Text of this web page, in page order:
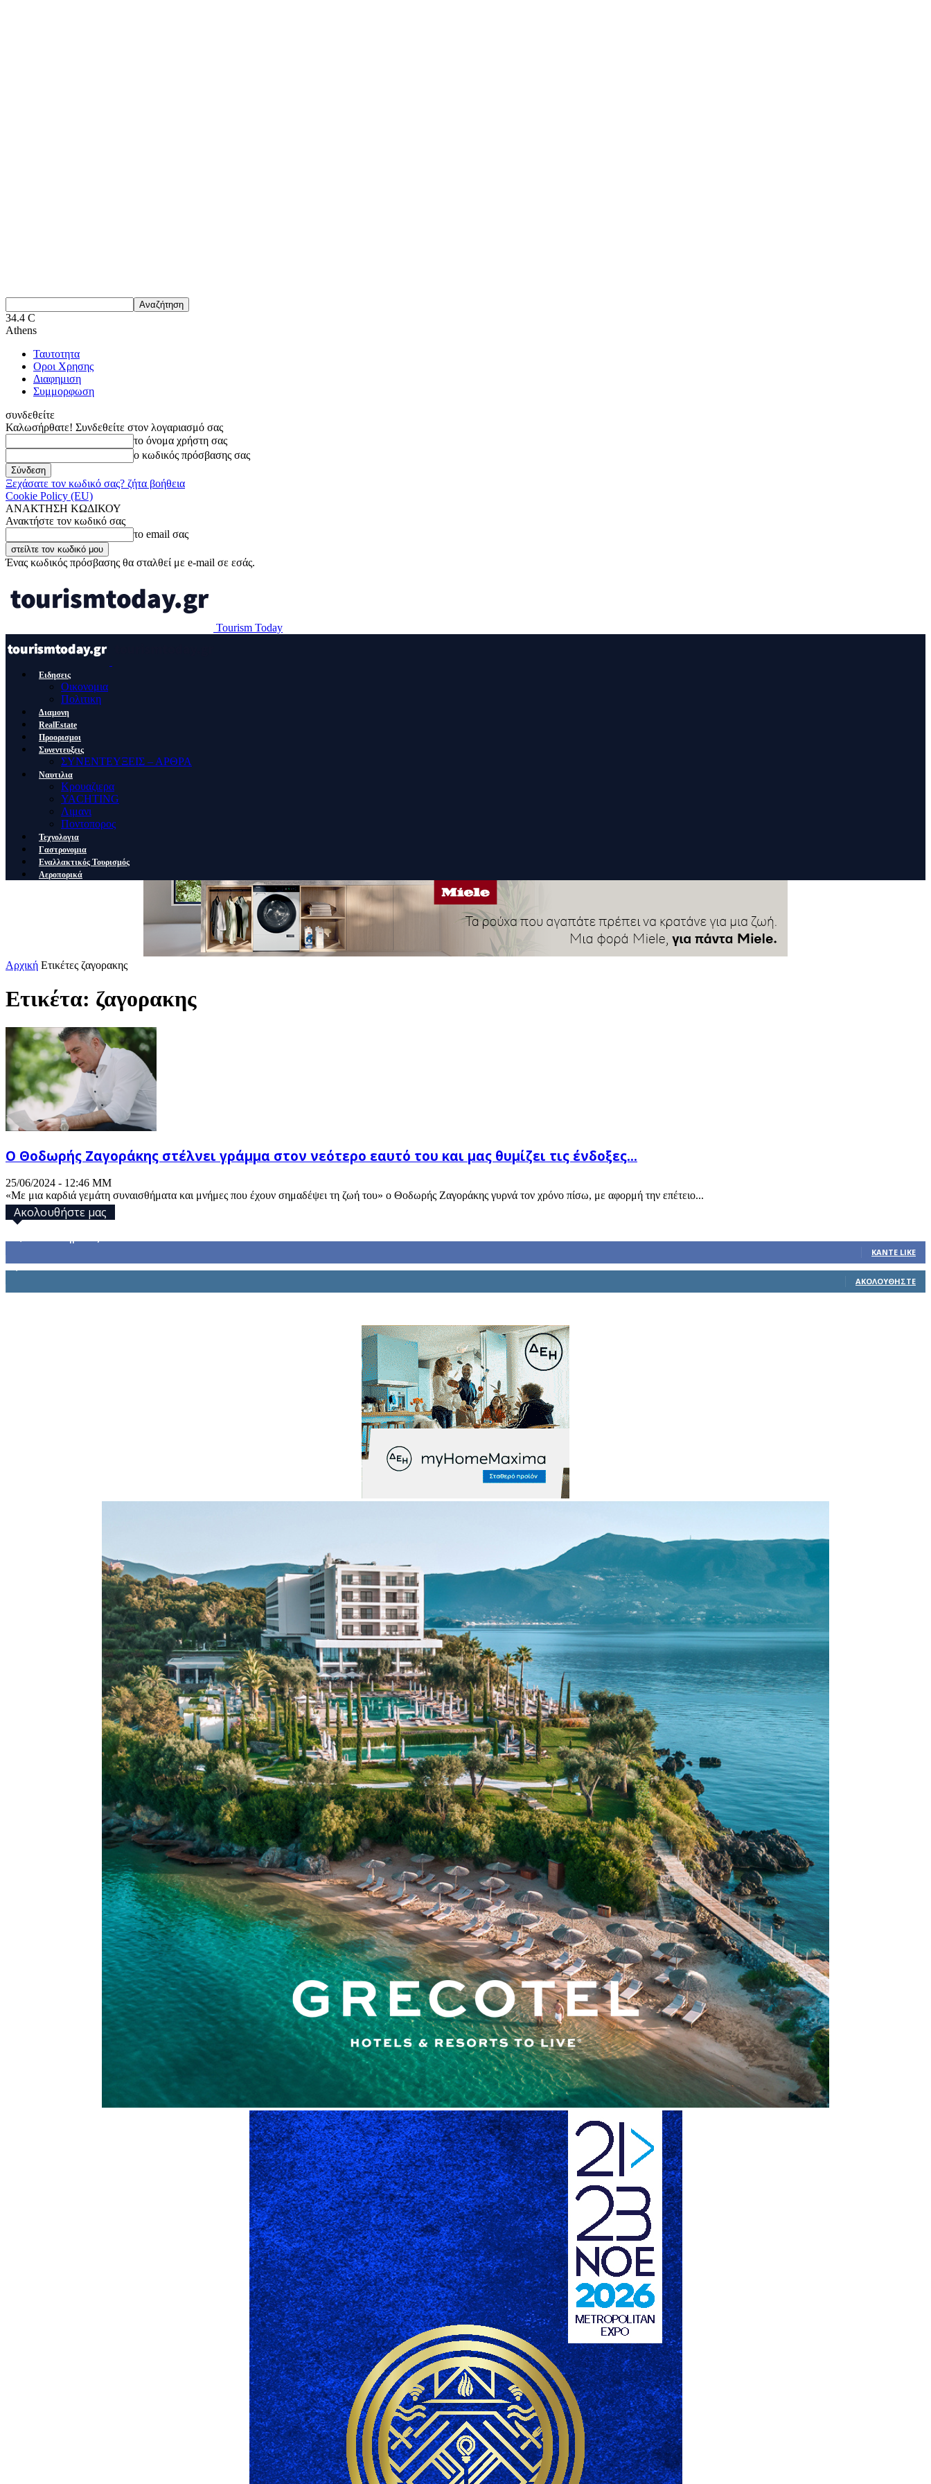
34.4 C
Athens
Ταυτοτητα
Οροι Χρησης
Διαφημιση
Συμμορφωση
συνδεθείτε
Καλωσήρθατε! Συνδεθείτε στον λογαριασμό σας
το όνομα χρήστη σας
ο κωδικός πρόσβασης σας
Ξεχάσατε τον κωδικό σας? ζήτα βοήθεια
Cookie Policy (EU)
ΑΝΑΚΤΗΣΗ ΚΩΔΙΚΟΥ
Ανακτήστε τον κωδικό σας
το email σας
Ένας κωδικός πρόσβασης θα σταλθεί με e-mail σε εσάς.
Tourism Today
Ειδησεις
Οικονομια
Πολιτικη
Διαμονη
RealEstate
Προορισμοι
Συνεντευξεις
ΣΥΝΕΝΤΕΥΞΕΙΣ – ΑΡΘΡΑ
Ναυτιλια
Κρουαζιερα
YACHTING
Λιμανι
Ποντοπορος
Τεχνολογια
Γαστρονομια
Εναλλακτικός Τουρισμός
Αεροπορικά
Αρχική Ετικέτες ζαγορακης
Ετικέτα: ζαγορακης
Ο Θοδωρής Ζαγοράκης στέλνει γράμμα στον νεότερο εαυτό του και μας θυμίζει τις ένδοξες...
25/06/2024 - 12:46 ΜΜ
«Με μια καρδιά γεμάτη συναισθήματα και μνήμες που έχουν σημαδέψει τη ζωή του» ο Θοδωρής Ζαγοράκης γυρνά τον χρόνο πίσω, με αφορμή την επέτειο...
Ακολουθήστε μας
ΚΆΝΤΕ LIKE
ΑΚΟΛΟΥΘΉΣΤΕ